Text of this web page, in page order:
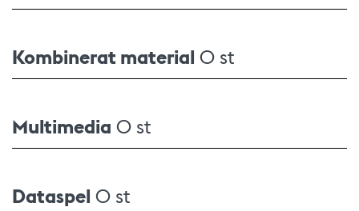
Kombinerat material 0 st
Multimedia 0 st
Dataspel 0 st